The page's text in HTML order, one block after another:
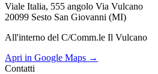
Viale Italia, 555 angolo Via Vulcano
20099 Sesto San Giovanni (MI)
All'interno del C/Comm.le Il Vulcano
Apri in Google Maps →
Contatti